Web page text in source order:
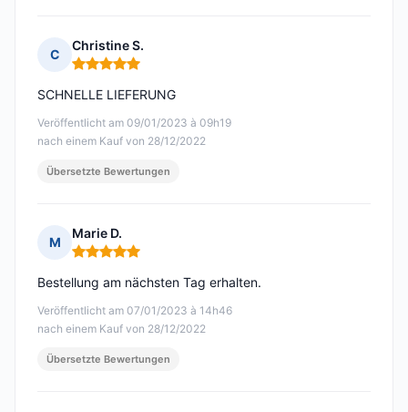
C
Christine S.
Hinweis: 5 von 5
Veröffentlicht am 09/01/2023 à 09h19
nach einem Kauf von 28/12/2022
SCHNELLE LIEFERUNG
Übersetzte Bewertungen
M
Marie D.
Hinweis: 5 von 5
Veröffentlicht am 07/01/2023 à 14h46
nach einem Kauf von 28/12/2022
Bestellung am nächsten Tag erhalten.
Übersetzte Bewertungen